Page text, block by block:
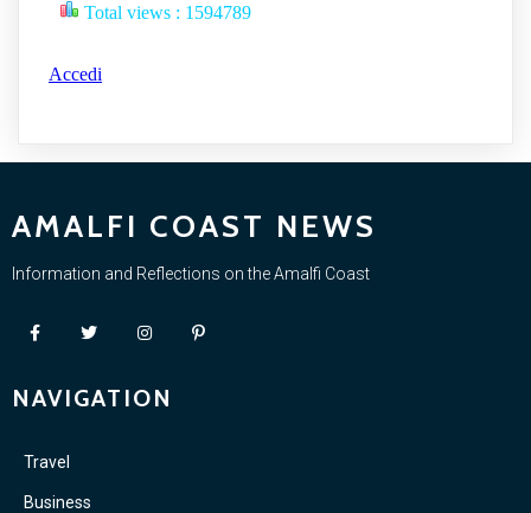
Total views : 1594789
Accedi
AMALFI COAST NEWS
Information and Reflections on the Amalfi Coast
NAVIGATION
Travel
Business